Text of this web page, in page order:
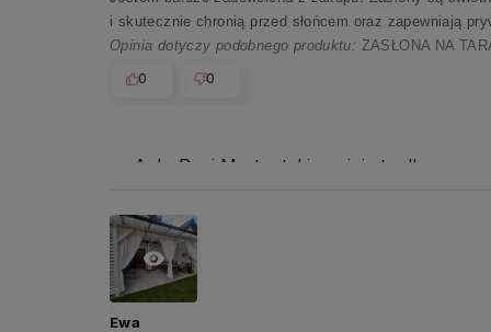
Ach, Pani Marto, takie opinie to dla nas
i skutecznie chronią przed słońcem oraz zapewniają
Opinia dotyczy podobnego produktu: ZASŁONA NA
0 0
Ewa